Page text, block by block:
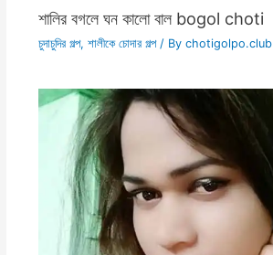
শালির বগলে ঘন কালো বাল bogol choti
চুদাচুদির গল্প, শালীকে চোদার গল্প/ By chotigolpo.club